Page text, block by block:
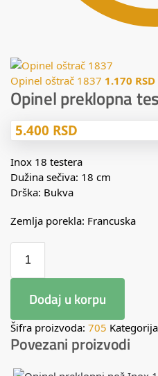
Opinel oštrač 1837 1.170 RSD
Opinel preklopna
5.400 RSD
Inox 18 testera
Dužina sečiva: 18 cm
Drška: Bukva
Zemlja porekla: Francuska
Dodaj u korpu
Šifra proizvoda: 705
Povezani proizvodi